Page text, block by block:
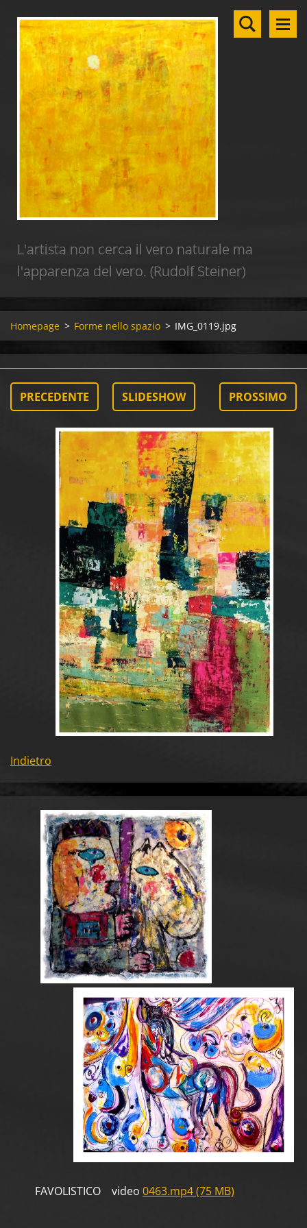
L'artista non cerca il vero naturale ma
l'apparenza del vero. (Rudolf Steiner)
Homepage > Forme nello spazio > IMG_0119.jpg
PRECEDENTE SLIDESHOW PROSSIMO
Indietro
FAVOLISTICO video 0463.mp4 (75 MB)